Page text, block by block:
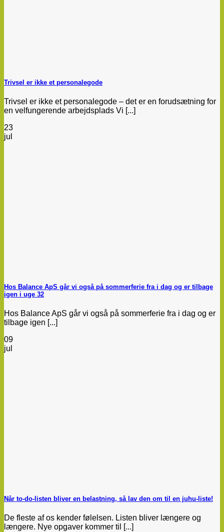
Trivsel er ikke et personalegode
Trivsel er ikke et personalegode – det er en forudsætning for
en velfungerende arbejdsplads Vi [...]
23
jul
Hos Balance ApS går vi også på sommerferie fra i dag og er tilbage
igen i uge 32
Hos Balance ApS går vi også på sommerferie fra i dag og er
tilbage igen [...]
09
jul
Når to-do-listen bliver en belastning, så lav den om til en juhu-liste!
De fleste af os kender følelsen. Listen bliver længere og
længere. Nye opgaver kommer til [...]